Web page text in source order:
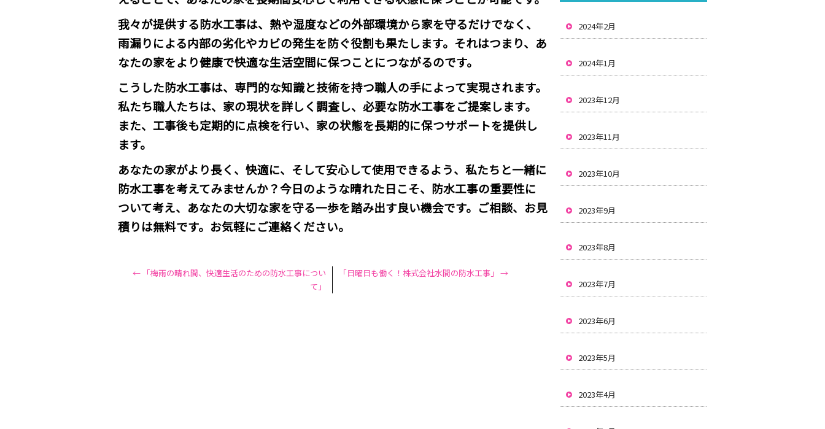
我々が提供する防水工事は、熱や湿度などの外部環境から家を守るだけでなく、
雨漏りによる内部の劣化やカビの発生を防ぐ役割も果たします。それはつまり、あ
なたの家をより健康で快適な生活空間に保つことにつながるのです。
こうした防水工事は、専門的な知識と技術を持つ職人の手によって実現されます。
私たち職人たちは、家の現状を詳しく調査し、必要な防水工事をご提案します。
また、工事後も定期的に点検を行い、家の状態を長期的に保つサポートを提供し
ます。
あなたの家がより長く、快適に、そして安心して使用できるよう、私たちと一緒に
防水工事を考えてみませんか？今日のような晴れた日こそ、防水工事の重要性に
ついて考え、あなたの大切な家を守る一歩を踏み出す良い機会です。ご相談、お見
積りは無料です。お気軽にご連絡ください。
← 「梅雨の晴れ間、快適生活のための防水工事につい
て」
「日曜日も働く！株式会社水間の防水工事」 →
2024年2月
2024年1月
2023年12月
2023年11月
2023年10月
2023年9月
2023年8月
2023年7月
2023年6月
2023年5月
2023年4月